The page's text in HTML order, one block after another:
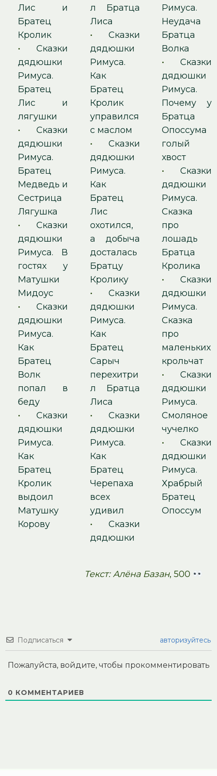
Лис и
Братец
Кролик
• Сказки
дядюшки
Римуса.
Братец
Лис и
лягушки
• Сказки
дядюшки
Римуса.
Братец
Медведь и
Сестрица
Лягушка
• Сказки
дядюшки
Римуса. В
гостях у
Матушки
Мидоус
• Сказки
дядюшки
Римуса.
Как
Братец
Волк
попал в
беду
• Сказки
дядюшки
Римуса.
Как
Братец
Кролик
выдоил
Матушку
Корову
л Братца
Лиса
• Сказки
дядюшки
Римуса.
Как
Братец
Кролик
управился
с маслом
• Сказки
дядюшки
Римуса.
Как
Братец
Лис
охотился,
а добыча
досталась
Братцу
Кролику
• Сказки
дядюшки
Римуса.
Как
Братец
Сарыч
перехитри
л Братца
Лиса
• Сказки
дядюшки
Римуса.
Как
Братец
Черепаха
всех
удивил
• Сказки
дядюшки
Римуса.
Неудача
Братца
Волка
•Сказки
дядюшки
Римуса.
Почему у
Братца
Опоссума
голый
хвост
•Сказки
дядюшки
Римуса.
Сказка
про
лошадь
Братца
Кролика
•Сказки
дядюшки
Римуса.
Сказка
про
маленьких
крольчат
•Сказки
дядюшки
Римуса.
Смоляное
чучелко
•Сказки
дядюшки
Римуса.
Храбрый
Братец
Опоссум
Текст: Алёна Базан, 500
Подписаться авторизуйтесь
Пожалуйста, войдите, чтобы прокомментировать
0 КОММЕНТАРИЕВ